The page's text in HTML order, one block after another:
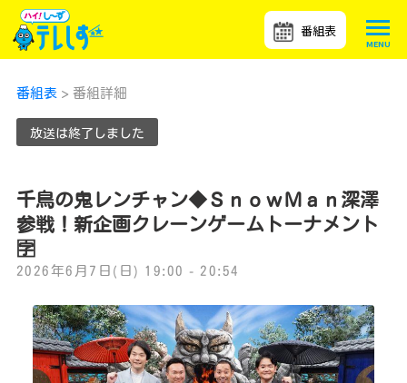
番組表
番組表 > 番組詳細
放送は終了しました
千鳥の鬼レンチャン◆ＳｎｏｗＭａｎ深澤
参戦！新企画クレーンゲームトーナメント
🈑
2026年6月7日(日) 19:00 - 20:54